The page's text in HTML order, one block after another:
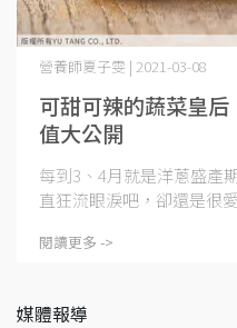
可甜可辣的蔬菜皇
值大公開
營養師夏子雯 | 2021-03-08
每到3、4月就是洋蔥盛產
直狂流眼淚吧，卻還是很
閱讀更多 ->
媒體報導